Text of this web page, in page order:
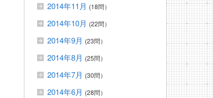
2014年11月 (18問）
2014年10月 (22問）
2014年9月 (23問）
2014年8月 (25問）
2014年7月 (30問）
2014年6月 (28問）